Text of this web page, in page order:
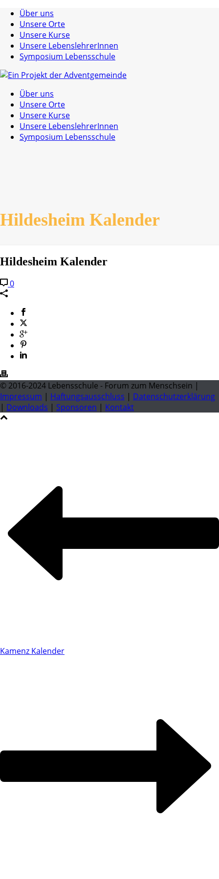
Über uns
Unsere Orte
Unsere Kurse
Unsere LebenslehrerInnen
Symposium Lebensschule
Über uns
Unsere Orte
Unsere Kurse
Unsere LebenslehrerInnen
Symposium Lebensschule
Hildesheim Kalender
Hildesheim Kalender
0
© 2016-2024 Lebensschule - Forum zum Menschsein |
Impressum | Haftungsausschluss | Datenschutzerklärung
| Downloads | Sponsoren | Kontakt
Kamenz Kalender